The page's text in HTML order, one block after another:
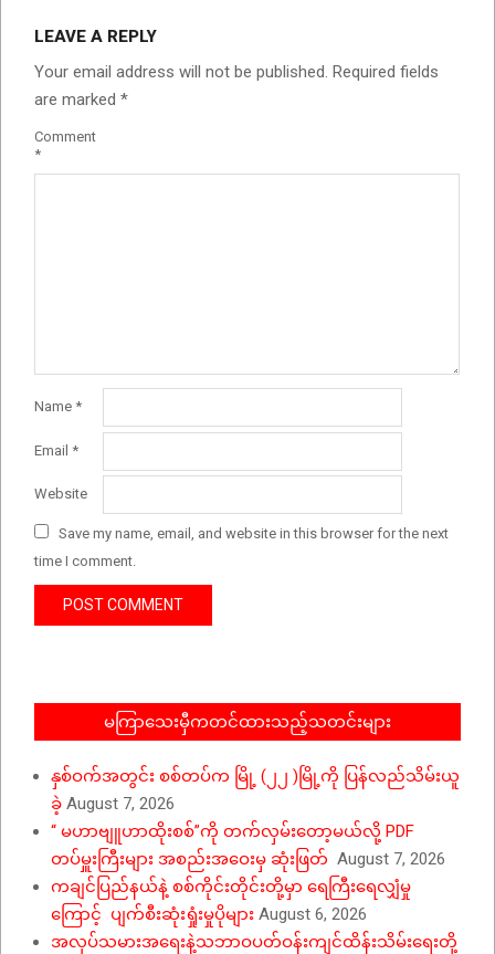
LEAVE A REPLY
Your email address will not be published. Required fields
are marked *
Comment
*
Name *
Email *
Website
Save my name, email, and website in this browser for the next
time I comment.
မကြာသေးမှီကတင်ထားသည့်သတင်းများ
နှစ်ဝက်အတွင်း စစ်တပ်က မြို့ (၂၂ )မြို့ကို ပြန်လည်သိမ်းယူ
ခဲ့ August 7, 2026
“ မဟာဗျူဟာထိုးစစ်”ကို တက်လှမ်းတော့မယ်လို့ PDF
တပ်မှူးကြီးများ အစည်းအဝေးမှ ဆုံးဖြတ် August 7, 2026
ကချင်ပြည်နယ်နဲ့ စစ်ကိုင်းတိုင်းတို့မှာ ရေကြီးရေလျှံမှု
ကြောင့် ပျက်စီးဆုံးရှုံးမှုပိုများ August 6, 2026
အလုပ်သမားအရေးနဲ့သဘာဝပတ်ဝန်းကျင်ထိန်းသိမ်းရေးတို့